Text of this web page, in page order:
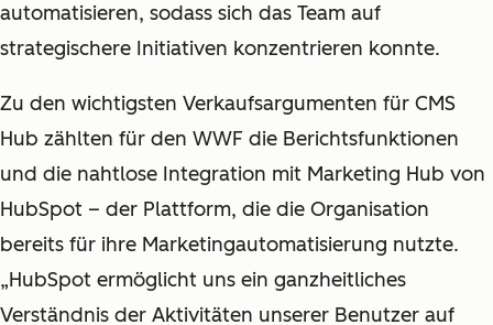
automatisieren, sodass sich das Team auf
strategischere Initiativen konzentrieren konnte.
Zu den wichtigsten Verkaufsargumenten für CMS
Hub zählten für den WWF die Berichtsfunktionen
und die nahtlose Integration mit Marketing Hub von
HubSpot – der Plattform, die die Organisation
bereits für ihre Marketingautomatisierung nutzte.
„HubSpot ermöglicht uns ein ganzheitliches
Verständnis der Aktivitäten unserer Benutzer auf